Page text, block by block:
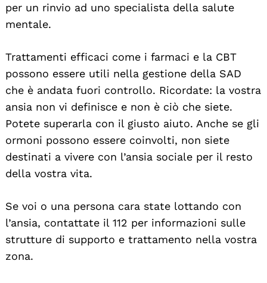
per un rinvio ad uno specialista della salute
mentale.
Trattamenti efficaci come i farmaci e la CBT
possono essere utili nella gestione della SAD
che è andata fuori controllo. Ricordate: la vostra
ansia non vi definisce e non è ciò che siete.
Potete superarla con il giusto aiuto. Anche se gli
ormoni possono essere coinvolti, non siete
destinati a vivere con l’ansia sociale per il resto
della vostra vita.
Se voi o una persona cara state lottando con
l’ansia, contattate il 112 per informazioni sulle
strutture di supporto e trattamento nella vostra
zona.